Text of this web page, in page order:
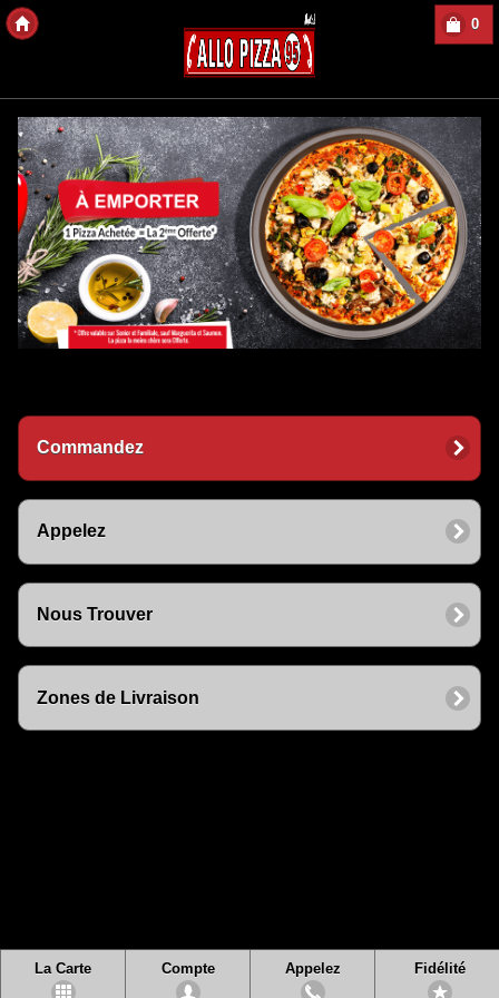
0
Commandez
Appelez
Nous Trouver
Zones de Livraison
La Carte Compte Appelez Fidélité
Copyright des-Click